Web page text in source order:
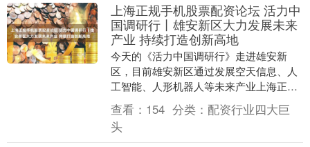
上海正规手机股票配资论坛 活力中
国调研行丨雄安新区大力发展未来
产业 持续打造创新高地
今天的《活力中国调研行》走进雄安新
区，目前雄安新区通过发展空天信息、人
工智能、人形机器人等未来产业上海正规
手机股票配资论坛，创新活力持续迸发。
总台记者 韦伟：....
查看： 154 分类： 配资行业四大巨
头